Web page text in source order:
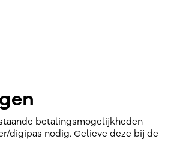
betalingsmogelijkheden
digipas nodig. Gelieve deze bij de